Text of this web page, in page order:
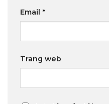
Email *
Trang web